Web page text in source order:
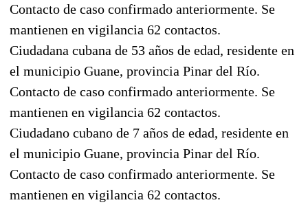
Contacto de caso confirmado anteriormente. Se
mantienen en vigilancia 62 contactos.
Ciudadana cubana de 53 años de edad, residente en
el municipio Guane, provincia Pinar del Río.
Contacto de caso confirmado anteriormente. Se
mantienen en vigilancia 62 contactos.
Ciudadano cubano de 7 años de edad, residente en
el municipio Guane, provincia Pinar del Río.
Contacto de caso confirmado anteriormente. Se
mantienen en vigilancia 62 contactos.